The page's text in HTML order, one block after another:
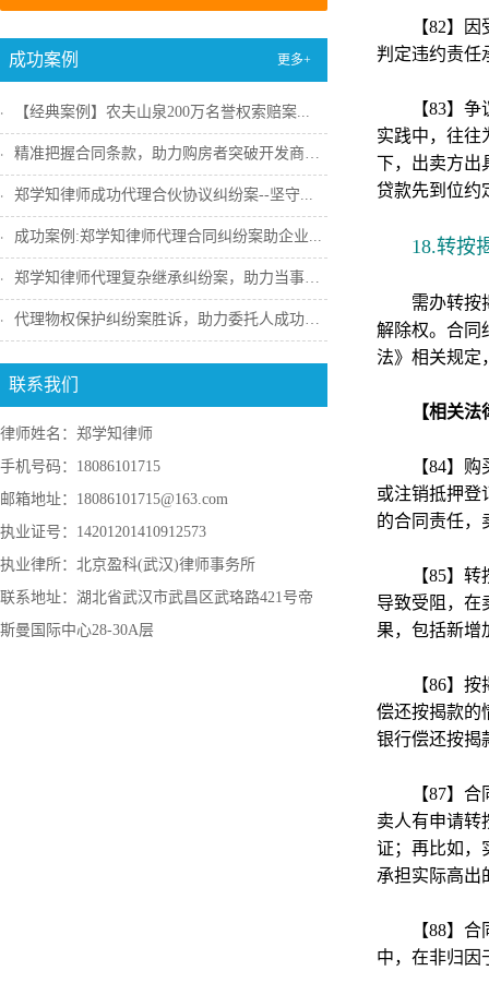
成功案例 更多+
【经典案例】农夫山泉200万名誉权索赔案...
精准把握合同条款，助力购房者突破开发商违...
郑学知律师成功代理合伙协议纠纷案--坚守...
成功案例:郑学知律师代理合同纠纷案助企业...
郑学知律师代理复杂继承纠纷案，助力当事人...
代理物权保护纠纷案胜诉，助力委托人成功收...
联系我们
律师姓名：郑学知律师
手机号码：18086101715
邮箱地址：18086101715@163.com
执业证号：14201201410912573
执业律所：北京盈科(武汉)律师事务所
联系地址：湖北省武汉市武昌区武珞路421号帝
斯曼国际中心28-30A层
【82】
判定违约责任
【83】
实践中，往往
下，出卖方出
贷款先到位约
18.转按
需办转按
解除权。合同
法》相关规定
【相关
【84】
或注销抵押登
的合同责任，
【85】
导致受阻，在
果，包括新增
【86】
偿还按揭款的
银行偿还按揭
【87】
卖人有申请转
证；再比如，
承担实际高出
【88】
中，在非归因